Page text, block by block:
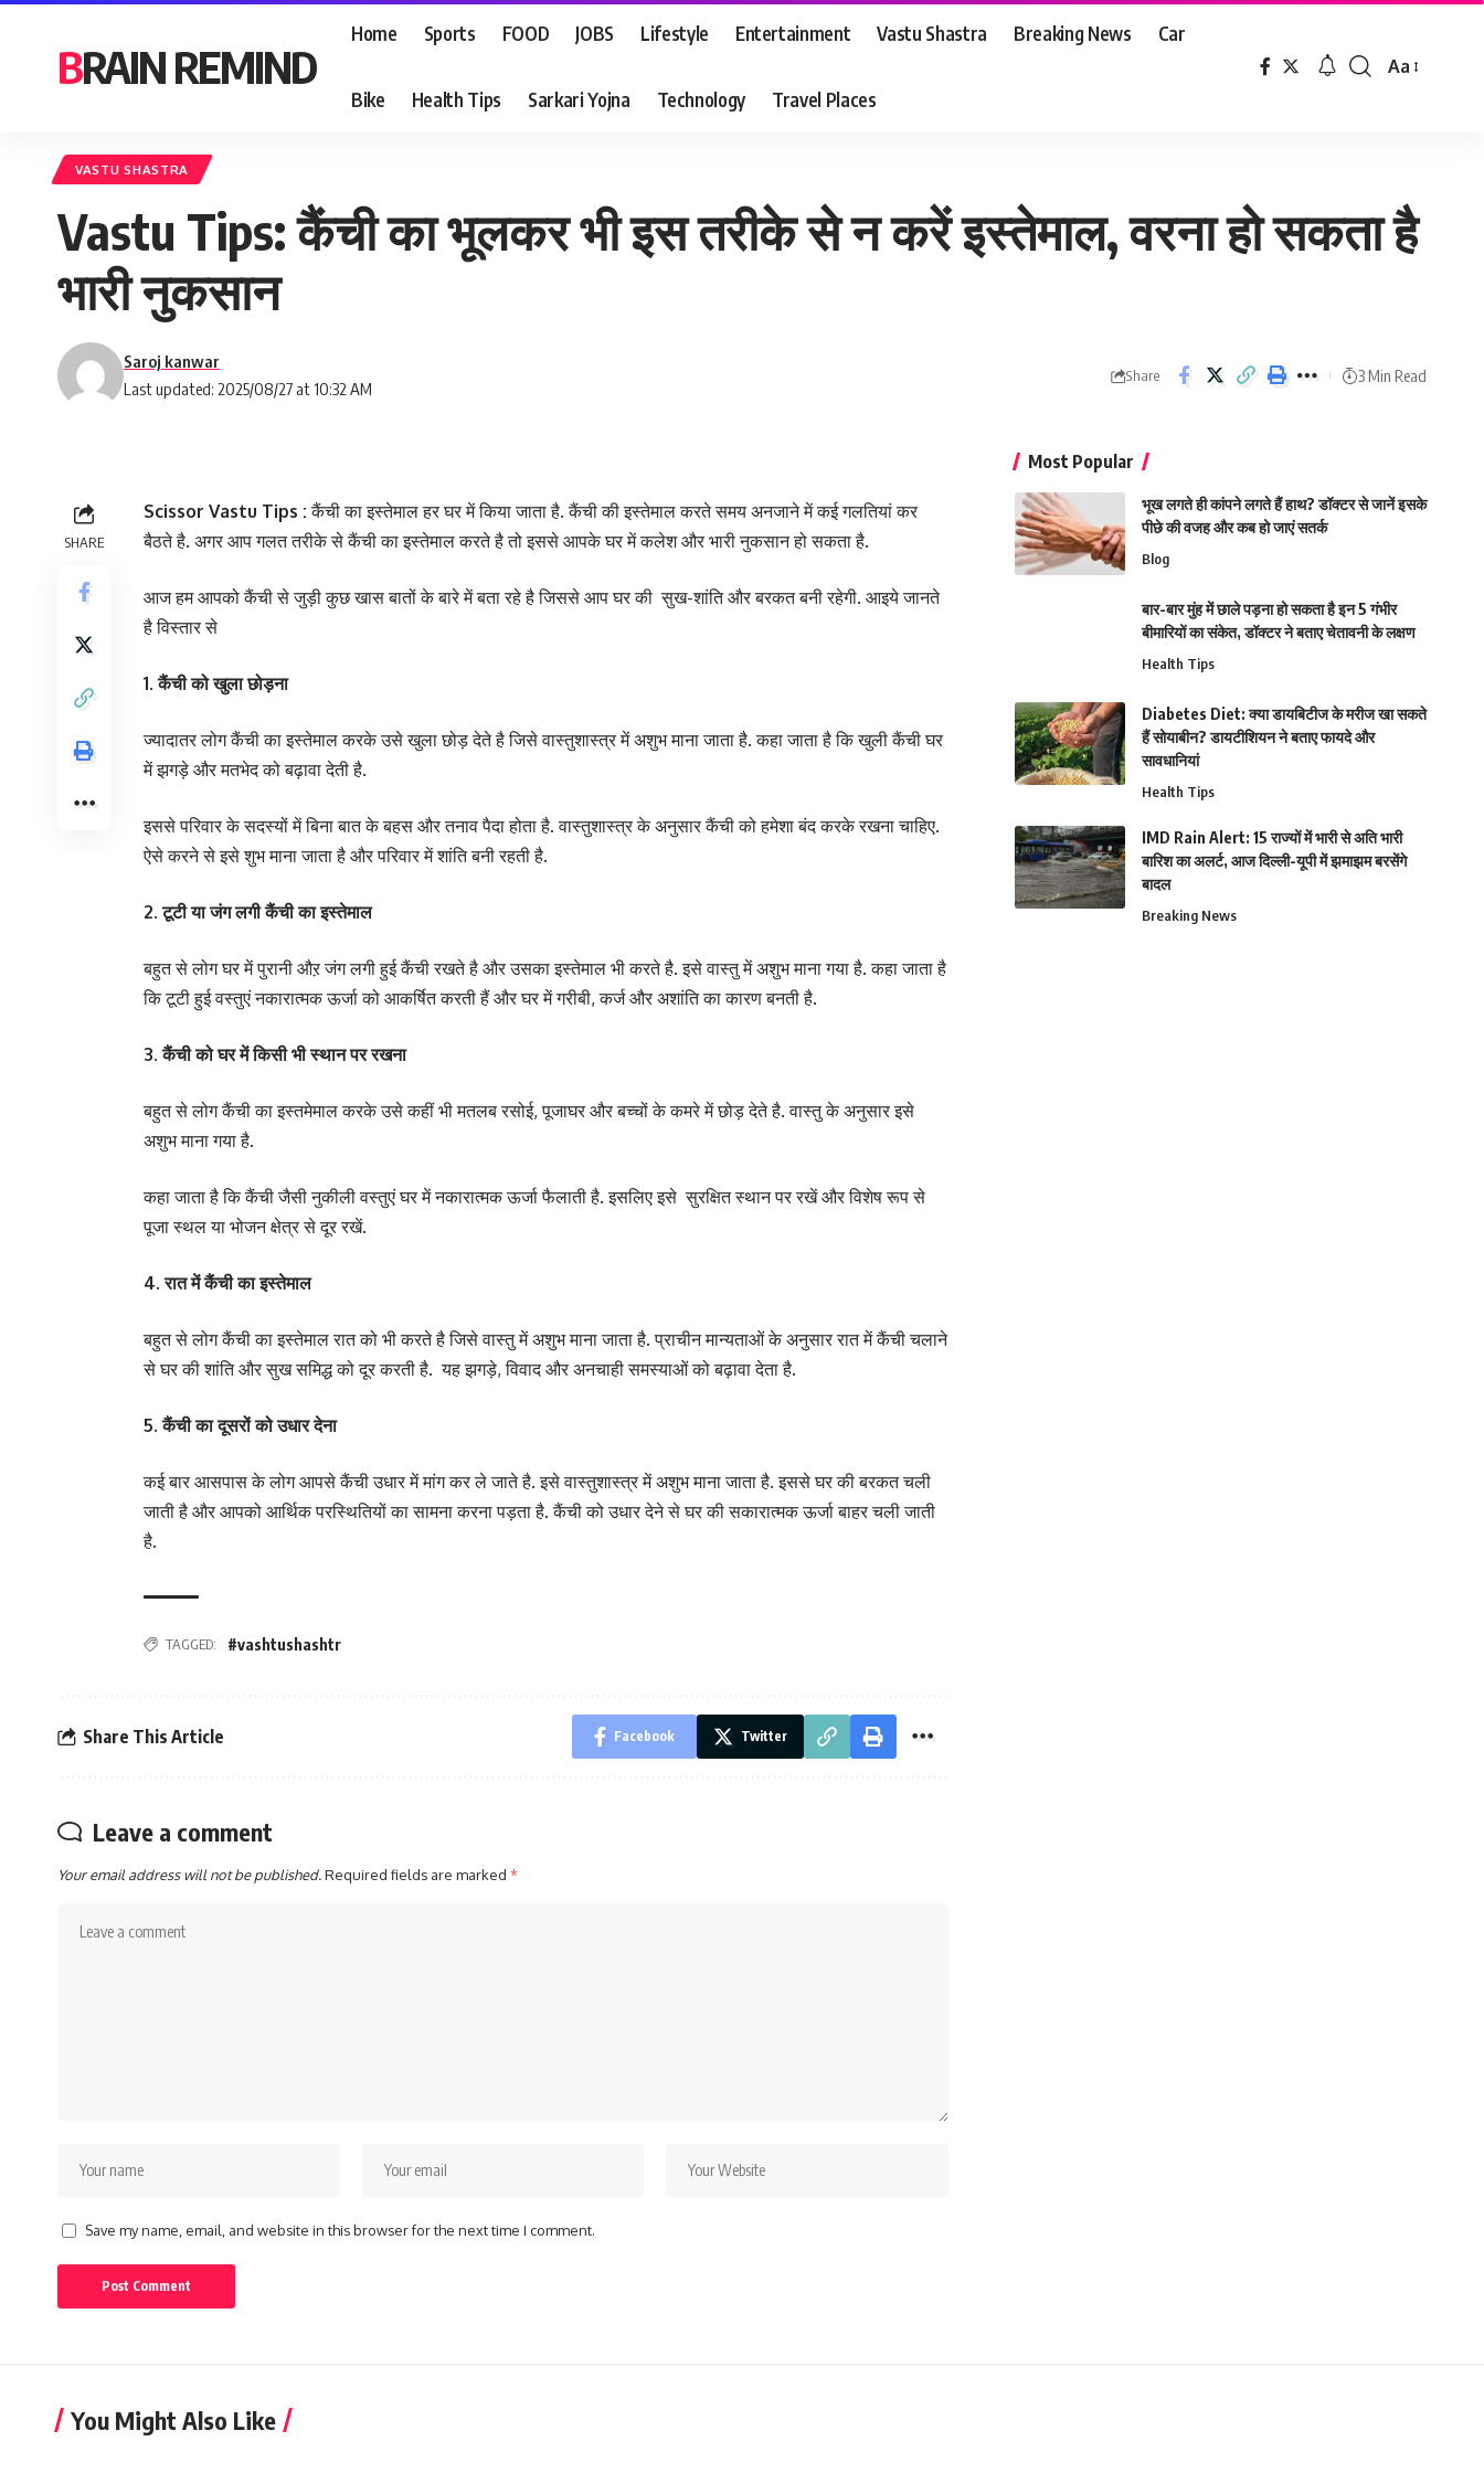
BRAIN REMIND
Home Sports FOOD JOBS Lifestyle Entertainment Vastu Shastra Breaking News Car
Bike Health Tips Sarkari Yojna Technology Travel Places
Font
Aa
VASTU SHASTRA
Vastu Tips: कैंची का भूलकर भी इस तरीके से न करें इस्तेमाल, वरना हो सकता है
भारी नुकसान
Last updated: 2025/08/27 at 10:32 AM
Saroj kanwar
Share 3 Min Read
SHARE
Scissor Vastu Tips : कैंची का इस्तेमाल हर घर में किया जाता है. कैंची की इस्तेमाल करते समय अनजाने में कई गलतियां कर
बैठते है. अगर आप गलत तरीके से कैंची का इस्तेमाल करते है तो इससे आपके घर में कलेश और भारी नुकसान हो सकता है.
आज हम आपको कैंची से जुड़ी कुछ खास बातों के बारे में बता रहे है जिससे आप घर की सुख-शांति और बरकत बनी रहेगी. आइये जानते
है विस्तार से
1. कैंची को खुला छोड़ना
ज्यादातर लोग कैंची का इस्तेमाल करके उसे खुला छोड़ देते है जिसे वास्तुशास्त्र में अशुभ माना जाता है. कहा जाता है कि खुली कैंची घर
में झगड़े और मतभेद को बढ़ावा देती है.
इससे परिवार के सदस्यों में बिना बात के बहस और तनाव पैदा होता है. वास्तुशास्त्र के अनुसार कैंची को हमेशा बंद करके रखना चाहिए.
ऐसे करने से इसे शुभ माना जाता है और परिवार में शांति बनी रहती है.
2. टूटी या जंग लगी कैंची का इस्तेमाल
बहुत से लोग घर में पुरानी औऱ जंग लगी हुई कैंची रखते है और उसका इस्तेमाल भी करते है. इसे वास्तु में अशुभ माना गया है. कहा जाता है
कि टूटी हुई वस्तुएं नकारात्मक ऊर्जा को आकर्षित करती हैं और घर में गरीबी, कर्ज और अशांति का कारण बनती है.
3. कैंची को घर में किसी भी स्थान पर रखना
बहुत से लोग कैंची का इस्तमेमाल करके उसे कहीं भी मतलब रसोई, पूजाघर और बच्चों के कमरे में छोड़ देते है. वास्तु के अनुसार इसे
अशुभ माना गया है.
कहा जाता है कि कैंची जैसी नुकीली वस्तुएं घर में नकारात्मक ऊर्जा फैलाती है. इसलिए इसे सुरक्षित स्थान पर रखें और विशेष रूप से
पूजा स्थल या भोजन क्षेत्र से दूर रखें.
4. रात में कैंची का इस्तेमाल
बहुत से लोग कैंची का इस्तेमाल रात को भी करते है जिसे वास्तु में अशुभ माना जाता है. प्राचीन मान्यताओं के अनुसार रात में कैंची चलाने
से घर की शांति और सुख समिद्ध को दूर करती है. यह झगड़े, विवाद और अनचाही समस्याओं को बढ़ावा देता है.
5. कैंची का दूसरों को उधार देना
कई बार आसपास के लोग आपसे कैंची उधार में मांग कर ले जाते है. इसे वास्तुशास्त्र में अशुभ माना जाता है. इससे घर की बरकत चली
जाती है और आपको आर्थिक परस्थितियों का सामना करना पड़ता है. कैंची को उधार देने से घर की सकारात्मक ऊर्जा बाहर चली जाती
है.
TAGGED: #vashtushashtr
Share This Article Facebook Twitter
Leave a comment
Your email address will not be published.Required fields are marked *
Save my name, email, and website in this browser for the next time I comment.
Most Popular
भूख लगते ही कांपने लगते हैं हाथ? डॉक्टर से जानें इसके
पीछे की वजह और कब हो जाएं सतर्क
Blog
बार-बार मुंह में छाले पड़ना हो सकता है इन 5 गंभीर
बीमारियों का संकेत, डॉक्टर ने बताए चेतावनी के लक्षण
Health Tips
Diabetes Diet: क्या डायबिटीज के मरीज खा सकते
हैं सोयाबीन? डायटीशियन ने बताए फायदे और
सावधानियां
Health Tips
IMD Rain Alert: 15 राज्यों में भारी से अति भारी
बारिश का अलर्ट, आज दिल्ली-यूपी में झमाझम बरसेंगे
बादल
Breaking News
You Might Also Like